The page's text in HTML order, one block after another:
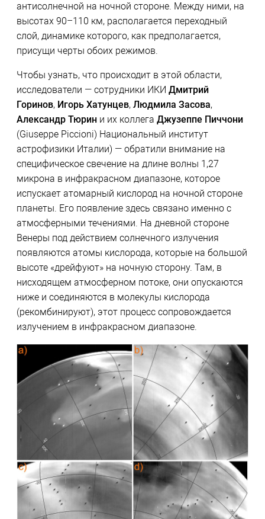
антисолнечной на ночной стороне. Между ними, на
высотах 90–110 км, располагается переходный
слой, динамике которого, как предполагается,
присущи черты обоих режимов.
Чтобы узнать, что происходит в этой области,
исследователи — сотрудники ИКИ Дмитрий
Горинов, Игорь Хатунцев, Людмила Засова,
Александр Тюрини их коллега Джузеппе Пиччони
(Giuseppe Piccioni) Национальный институт
астрофизики Италии) — обратили внимание на
специфическое свечение на длине волны 1,27
микрона в инфракрасном диапазоне, которое
испускает атомарный кислород на ночной стороне
планеты. Его появление здесь связано именно с
атмосферными течениями. На дневной стороне
Венеры под действием солнечного излучения
появляются атомы кислорода, которые на большой
высоте «дрейфуют» на ночную сторону. Там, в
нисходящем атмосферном потоке, они опускаются
ниже и соединяются в молекулы кислорода
(рекомбинируют), этот процесс сопровождается
излучением в инфракрасном диапазоне.